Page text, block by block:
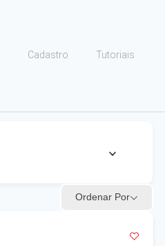
Cadastro Tutoriais
Ordenar Por